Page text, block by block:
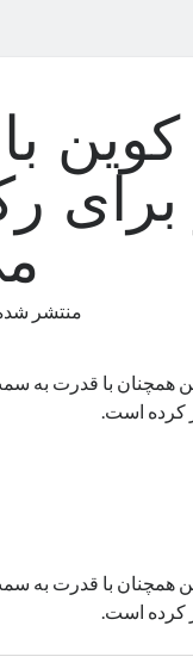
برای
منتشر
کرده است.
کرده است.